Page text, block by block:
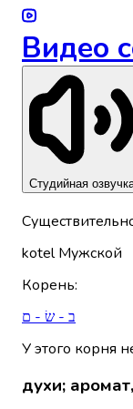
Видео
Студийная
kotel Мужской
Корень:
ב - שׂ - ם
У этого корня
духи;